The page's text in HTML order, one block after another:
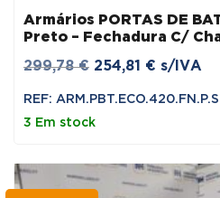
Armários PORTAS DE
Preto – Fechadura C/
299,78€ O
254,81 € O
s/IVA
REF:
3 Em stock